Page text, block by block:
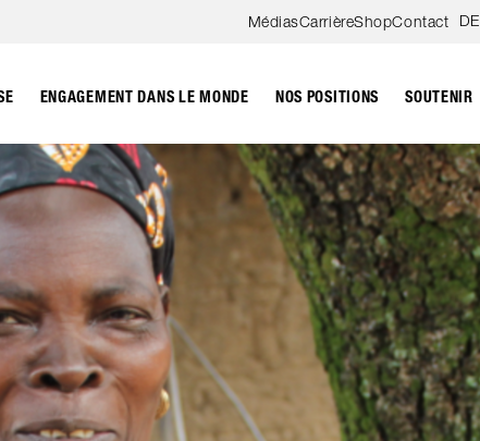
Aller au contenu
MédiasCarrièreShopContact DE
ENGAGEMENT DANS LE MONDE NOS POSITIONS SOUTENIR